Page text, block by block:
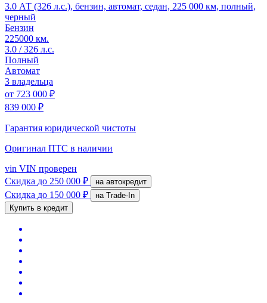
3.0 АТ (326 л.с.), бензин, автомат, седан, 225 000 км, полный,
черный
Бензин
225000 км.
3.0 / 326 л.с.
Полный
Автомат
3 владельца
от 723 000 ₽
839 000 ₽
Гарантия юридической чистоты
Оригинал ПТС в наличии
vin VIN проверен
Скидка до 250 000 ₽ на автокредит
Скидка до 150 000 ₽
на Trade-In
Купить в кредит